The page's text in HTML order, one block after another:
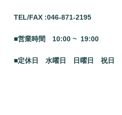
TEL/FAX :046-871-2195
■営業時間 10:00 ~ 19:00
■定休日 水曜日 日曜日 祝日